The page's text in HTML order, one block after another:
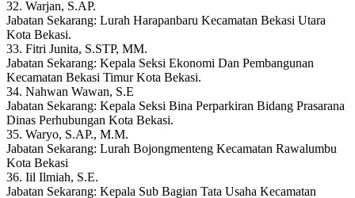
32. Warjan, S.AP.
Jabatan Sekarang: Lurah Harapanbaru Kecamatan Bekasi Utara
Kota Bekasi.
33. Fitri Junita, S.STP, MM.
Jabatan Sekarang: Kepala Seksi Ekonomi Dan Pembangunan
Kecamatan Bekasi Timur Kota Bekasi.
34. Nahwan Wawan, S.E
Jabatan Sekarang: Kepala Seksi Bina Perparkiran Bidang Prasarana
Dinas Perhubungan Kota Bekasi.
35. Waryo, S.AP., M.M.
Jabatan Sekarang: Lurah Bojongmenteng Kecamatan Rawalumbu
Kota Bekasi
36. Iil Ilmiah, S.E.
Jabatan Sekarang: Kepala Sub Bagian Tata Usaha Kecamatan